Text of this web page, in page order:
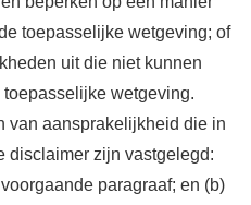
toepasselijke wetgeving; of
uit die niet kunnen
wetgeving.
van aansprakelijkheid die in
disclaimer zijn vastgelegd:
paragraaf; en (b)